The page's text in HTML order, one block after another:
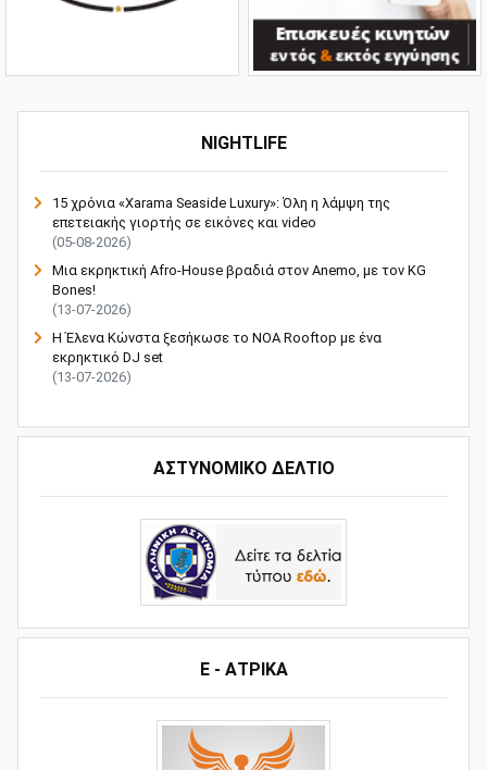
NIGHTLIFE
15 χρόνια «Xarama Seaside Luxury»: Όλη η λάμψη της
επετειακής γιορτής σε εικόνες και video
(05-08-2026)
Μια εκρηκτική Afro-House βραδιά στον Anemo, με τον KG
Bones!
(13-07-2026)
Η Έλενα Κώνστα ξεσήκωσε το NOA Rooftop με ένα
εκρηκτικό DJ set
(13-07-2026)
ΑΣΤΥΝΟΜΙΚΟ ΔΕΛΤΙΟ
Ε - ΑΤΡΙΚΑ